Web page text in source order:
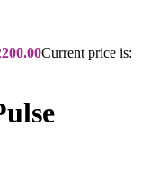
Current price is: